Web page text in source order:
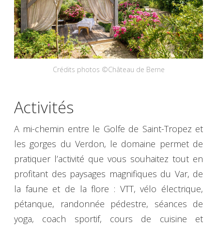
Crédits photos ©Château de Berne
Activités
A mi-chemin entre le Golfe de Saint-Tropez et
les gorges du Verdon, le domaine permet de
pratiquer l’activité que vous souhaitez tout en
profitant des paysages magnifiques du Var, de
la faune et de la flore : VTT, vélo électrique,
pétanque, randonnée pédestre, séances de
yoga, coach sportif, cours de cuisine et